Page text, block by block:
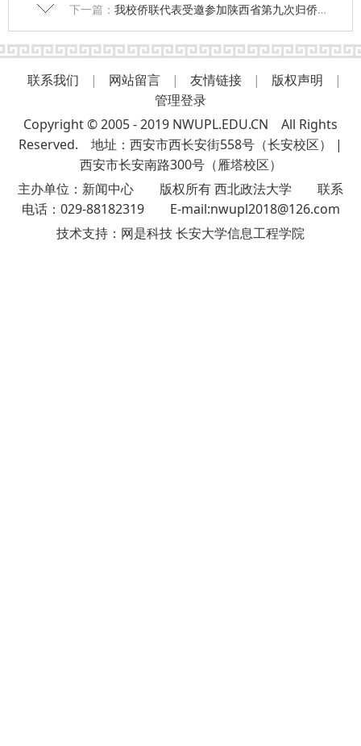
下一篇： 我校侨联代表受邀参加陕西省第九次归侨侨眷代表大会
联系我们 | 网站留言 | 友情链接 | 版权声明
|
管理登录
Copyright © 2005 - 2019 NWUPL.EDU.CN All Rights
Reserved. 地址：西安市西长安街558号（长安校区） |
西安市长安南路300号（雁塔校区）
主办单位：新闻中心 版权所有 西北政法大学 联系
电话：029-88182319 E-mail:nwupl2018@126.com
技术支持： 网是科技 长安大学信息工程学院